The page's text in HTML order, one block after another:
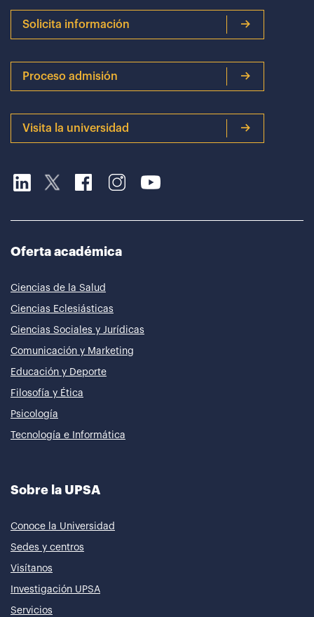
Solicita información
Proceso admisión
Visita la universidad
Oferta académica
Ciencias de la Salud
Ciencias Eclesiásticas
Ciencias Sociales y Jurídicas
Comunicación y Marketing
Educación y Deporte
Filosofía y Ética
Psicología
Tecnología e Informática
Sobre la UPSA
Conoce la Universidad
Sedes y centros
Visítanos
Investigación UPSA
Servicios